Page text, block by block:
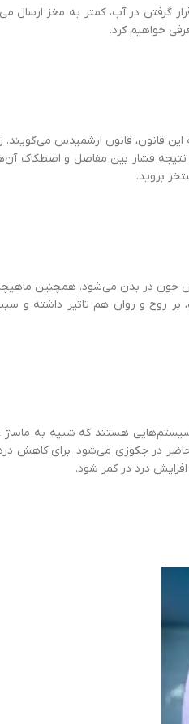
گرفتن در آب، کمتر به مغز ارسال
خواهیم کرد.
قانون، قانون ارشميدس می‌گویند.
۹۰٪ از فشار و وزن روی بدن، در آب کم می‌شود. در نتیجه فشار بین
بروید.
افزایش گردش خون در بدن می‌شود. همچنین
بر روح و روان هم تاثیر داشته
سیستم‌هایی هستند که شبیه به
در جکوزی می‌شود. برای کاهش درد